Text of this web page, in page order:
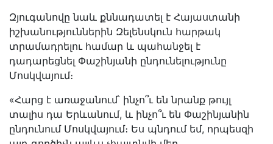
Զյուգանովը նաև քննադատել է Հայաստանի
իշխանություններին Զելենսկուն հարթակ
տրամադրելու համար և պահանջել է
դադարեցնել Փաշինյանի ընդունելությունը
Մոսկվայում։
«Հարց է առաջանում՝ ինչո՞ւ են նրանք թույլ
տալիս դա Երևանում, և ինչո՞ւ են Փաշինյանին
ընդունում Մոսկվայում։ Ես պնդում եմ, որպեսզի